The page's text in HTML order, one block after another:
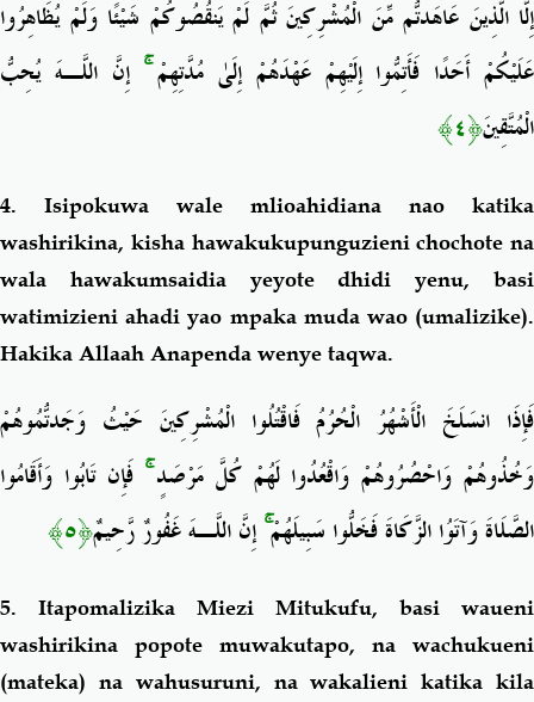
إِلَّا الَّذِينَ عَاهَدتُّم مِّنَ الْمُشْرِكِينَ ثُمَّ لَمْ يَنقُصُوكُمْ شَيْئًا وَلَمْ يُظَاهِرُوا
عَلَيْكُمْ أَحَدًا فَأَتِمُّوا إِلَيْهِمْ عَهْدَهُمْ إِلَىٰ مُدَّتِهِمْۚ إِنَّ اللَّـهَ يُحِبُّ
الْمُتَّقِينَ﴿٤﴾
4. Isipokuwa wale mlioahidiana nao katika
washirikina, kisha hawakukupunguzieni chochote na
wala hawakumsaidia yeyote dhidi yenu, basi
watimizieni ahadi yao mpaka muda wao (umalizike).
Hakika Allaah Anapenda wenye taqwa.
فَإِذَا انسَلَخَ الْأَشْهُرُ الْحُرُمُ فَاقْتُلُوا الْمُشْرِكِينَ حَيْثُ وَجَدتُّمُوهُمْ
وَخُذُوهُمْ وَاحْصُرُوهُمْ وَاقْعُدُوا لَهُمْ كُلَّ مَرْصَدٍۚ فَإِن تَابُوا وَأَقَامُوا
الصَّلَاةَ وَآتَوُا الزَّكَاةَ فَخَلُّوا سَبِيلَهُمْۚإِنَّ اللَّـهَ غَفُورٌ رَّحِيمٌ﴿٥﴾
5. Itapomalizika Miezi Mitukufu, basi waueni
washirikina popote muwakutapo, na wachukueni
(mateka) na wahusuruni, na wakalieni katika kila